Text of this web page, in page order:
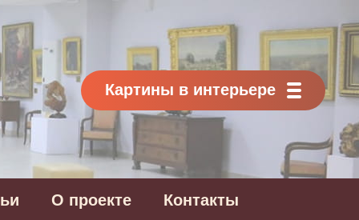
Картины в интерьере
О проекте Контакты